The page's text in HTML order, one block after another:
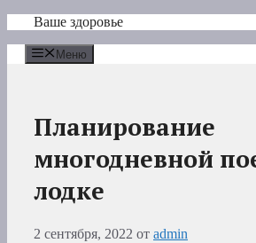
Перейти
содержимому
Ваше здоровье
Меню
Планирование
многодневной
лодке
2 сентября, 2022 от admin